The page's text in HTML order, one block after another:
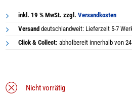
war:
inkl. 19 % MwSt. zzgl.Versandkosten
Versand deutschlandweit: Lieferzeit 5-7
Click & Collect: abholbereit innerhalb von
Nicht vorrätig